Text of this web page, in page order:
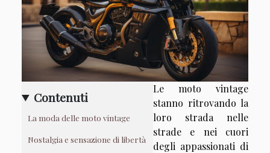
Contenuti
La moda delle moto vintage
Nostalgia e sensazione di libertà
Le moto vintage
stanno ritrovando la
loro strada nelle
strade e nei cuori
degli appassionati di